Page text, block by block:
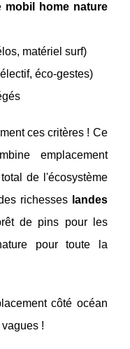
mobil home nature
matériel surf)
éco-gestes)
ces critères ! Ce
emplacement
de l'écosystème
richesses landes
de pins pour les
pour toute la
côté océan
!